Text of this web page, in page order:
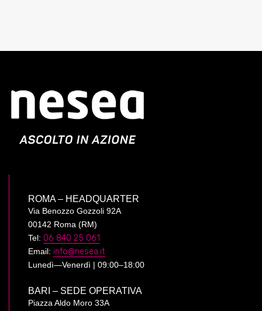
ROMA – HEADQUARTER
Via Benozzo Gozzoli 92A
00142 Roma (RM)
Tel: 06 840 25 061
Email: info@nesea.it
Lunedì—Venerdì | 09:00–18:00
BARI – SEDE OPERATIVA
Piazza Aldo Moro 33A